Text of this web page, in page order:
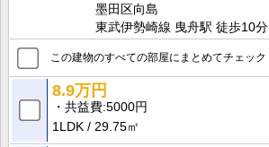
墨田区向島
東武伊勢崎線 曳舟駅 徒歩10分
この建物のすべての部屋にまとめてチェック
8.9万円
共益費 5000円
1LDK
29.75㎡